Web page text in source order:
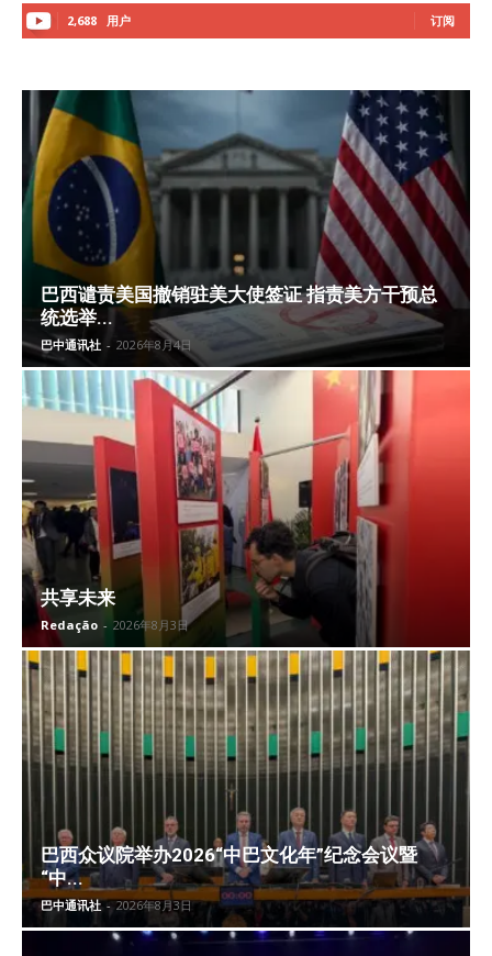
2,688 用户 订阅
巴西谴责美国撤销驻美大使签证 指责美方干预总
统选举...
巴中通讯社 - 2026年8月4日
共享未来
Redação - 2026年8月3日
巴西众议院举办2026“中巴文化年”纪念会议暨
“中...
巴中通讯社 - 2026年8月3日